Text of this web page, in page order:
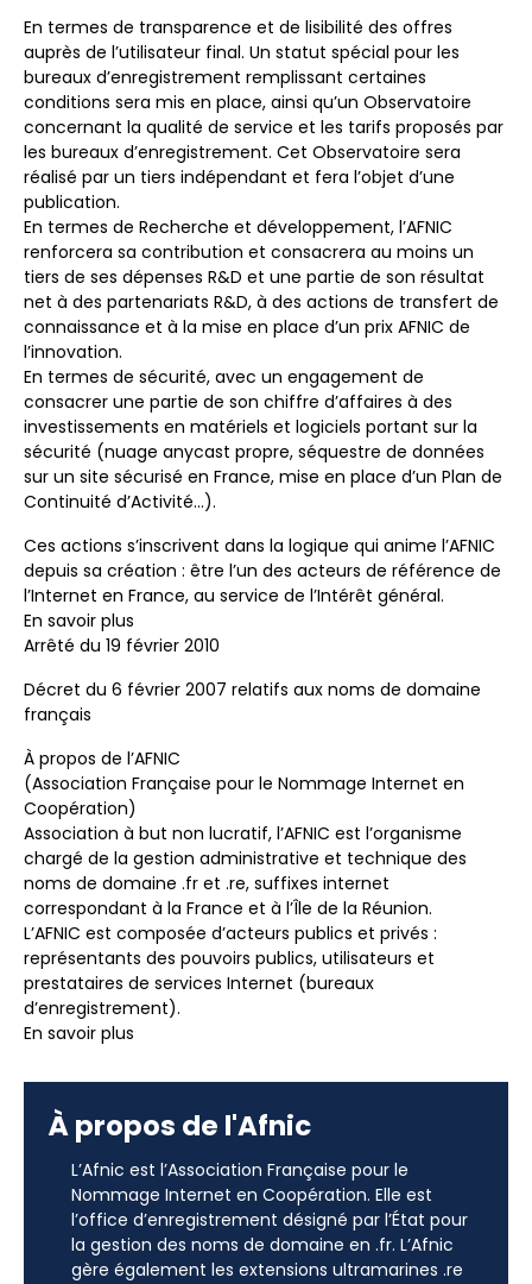
En termes de transparence et de lisibilité des offres
auprès de l’utilisateur final. Un statut spécial pour les
bureaux d’enregistrement remplissant certaines
conditions sera mis en place, ainsi qu’un Observatoire
concernant la qualité de service et les tarifs proposés par
les bureaux d’enregistrement. Cet Observatoire sera
réalisé par un tiers indépendant et fera l’objet d’une
publication.
En termes de Recherche et développement, l’AFNIC
renforcera sa contribution et consacrera au moins un
tiers de ses dépenses R&D et une partie de son résultat
net à des partenariats R&D, à des actions de transfert de
connaissance et à la mise en place d’un prix AFNIC de
l’innovation.
En termes de sécurité, avec un engagement de
consacrer une partie de son chiffre d’affaires à des
investissements en matériels et logiciels portant sur la
sécurité (nuage anycast propre, séquestre de données
sur un site sécurisé en France, mise en place d’un Plan de
Continuité d’Activité…).
Ces actions s’inscrivent dans la logique qui anime l’AFNIC
depuis sa création : être l’un des acteurs de référence de
l’Internet en France, au service de l’Intérêt général.
En savoir plus
Arrêté du 19 février 2010
Décret du 6 février 2007 relatifs aux noms de domaine
français
À propos de l’AFNIC
(Association Française pour le Nommage Internet en
Coopération)
Association à but non lucratif, l’AFNIC est l’organisme
chargé de la gestion administrative et technique des
noms de domaine .fr et .re, suffixes internet
correspondant à la France et à l’Île de la Réunion.
L’AFNIC est composée d’acteurs publics et privés :
représentants des pouvoirs publics, utilisateurs et
prestataires de services Internet (bureaux
d’enregistrement).
En savoir plus
À propos de l'Afnic
L’Afnic est l’Association Française pour le
Nommage Internet en Coopération. Elle est
l’office d’enregistrement désigné par l’État pour
la gestion des noms de domaine en .fr. L’Afnic
gère également les extensions ultramarines .re